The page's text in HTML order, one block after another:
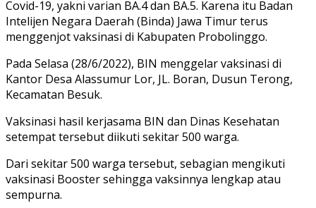
Covid-19, yakni varian BA.4 dan BA.5. Karena itu Badan
Intelijen Negara Daerah (Binda) Jawa Timur terus
menggenjot vaksinasi di Kabupaten Probolinggo.
Pada Selasa (28/6/2022), BIN menggelar vaksinasi di
Kantor Desa Alassumur Lor, JL. Boran, Dusun Terong,
Kecamatan Besuk.
Vaksinasi hasil kerjasama BIN dan Dinas Kesehatan
setempat tersebut diikuti sekitar 500 warga.
Dari sekitar 500 warga tersebut, sebagian mengikuti
vaksinasi Booster sehingga vaksinnya lengkap atau
sempurna.